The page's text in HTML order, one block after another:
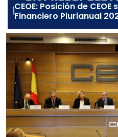
CEOE: Posición de
Financiero Plurianual